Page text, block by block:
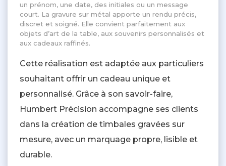
un prénom, une date, des initiales ou un message
court. La gravure sur métal apporte un rendu précis,
discret et soigné. Elle convient parfaitement aux
objets d’art de la table, aux souvenirs personnalisés et
aux cadeaux raffinés.
Cette réalisation est adaptée aux particuliers
souhaitant offrir un cadeau unique et
personnalisé. Grâce à son savoir-faire,
Humbert Précision accompagne ses clients
dans la création de timbales gravées sur
mesure, avec un marquage propre, lisible et
durable.